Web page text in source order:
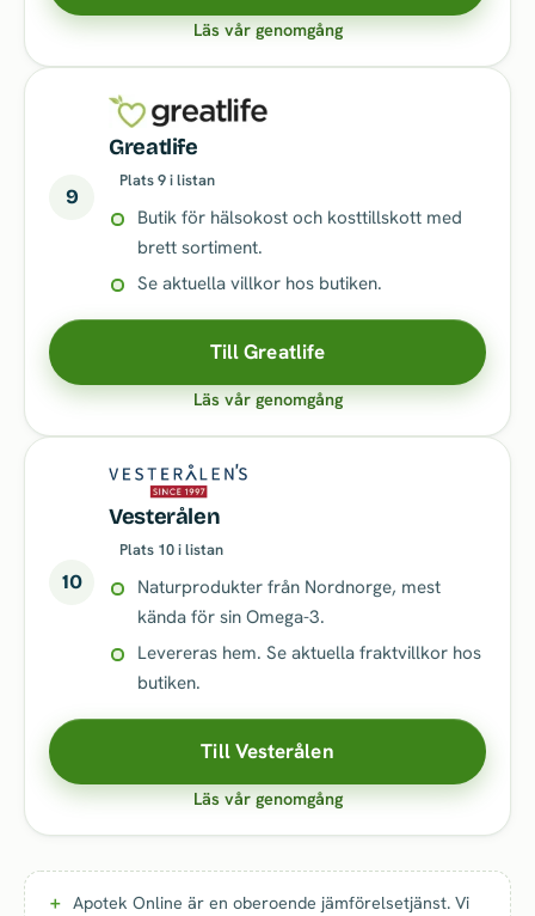
Läs vår genomgång
9
Greatlife
Plats 9 i listan
Butik för hälsokost och kosttillskott med
brett sortiment.
Se aktuella villkor hos butiken.
Till Greatlife
Läs vår genomgång
10
Vesterålen
Plats 10 i listan
Naturprodukter från Nordnorge, mest
kända för sin Omega-3.
Levereras hem. Se aktuella fraktvillkor hos
butiken.
Till Vesterålen
Läs vår genomgång
Apotek Online är en oberoende jämförelsetjänst. Vi